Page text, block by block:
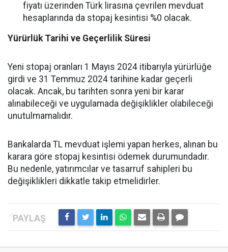
fiyatı üzerinden Türk lirasına çevrilen mevduat
hesaplarında da stopaj kesintisi %0 olacak.
Yürürlük Tarihi ve Geçerlilik Süresi
Yeni stopaj oranları 1 Mayıs 2024 itibarıyla yürürlüğe
girdi ve 31 Temmuz 2024 tarihine kadar geçerli
olacak. Ancak, bu tarihten sonra yeni bir karar
alınabileceği ve uygulamada değişiklikler olabileceği
unutulmamalıdır.
Bankalarda TL mevduat işlemi yapan herkes, alınan bu
karara göre stopaj kesintisi ödemek durumundadır.
Bu nedenle, yatırımcılar ve tasarruf sahipleri bu
değişiklikleri dikkatle takip etmelidirler.